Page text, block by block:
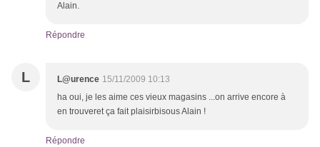
Alain.
Répondre
L L@urence 15/11/2009 10:13
ha oui, je les aime ces vieux magasins ...on arrive encore à
en trouveret ça fait plaisirbisous Alain !
Répondre